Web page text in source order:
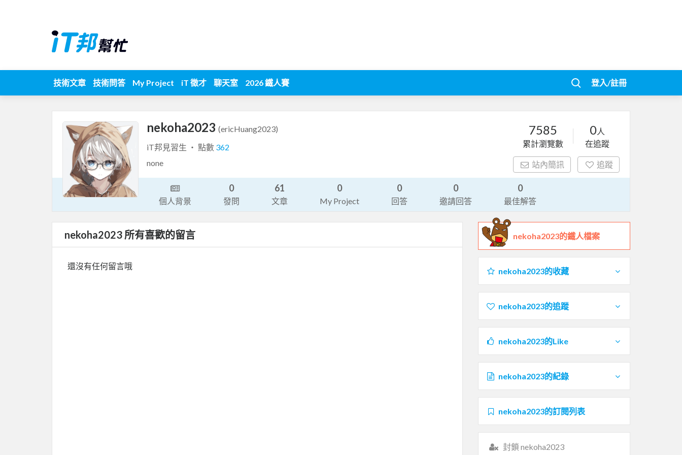
技術文章 技術問答 My Project iT 徵才 聊天室 2026 鐵人賽 登入/註冊
nekoha2023 (ericHuang2023)
iT邦見習生 ‧ 點數 362
none
7585
累計瀏覽數
0人
在追蹤
站內簡訊 追蹤
個人背景
0
發問
61
文章
0
My Project
0
回答
0
邀請回答
0
最佳解答
nekoha2023 所有喜歡的留言
還沒有任何留言哦
nekoha2023的鐵人檔案
nekoha2023的收藏
nekoha2023的追蹤
nekoha2023的Like
nekoha2023的紀錄
nekoha2023的訂閱列表
封鎖 nekoha2023